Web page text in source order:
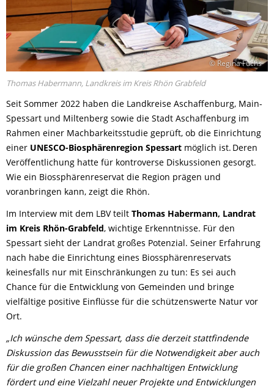
© Regina Fuchs
Thomas Habermann, Landkreis im Kreis Rhön Grabfeld
Seit Sommer 2022 haben die Landkreise Aschaffenburg, Main-
Spessart und Miltenberg sowie die Stadt Aschaffenburg im
Rahmen einer Machbarkeitsstudie geprüft, ob die Einrichtung
einer UNESCO-Biosphärenregion Spessart möglich ist. Deren
Veröffentlichung hatte für kontroverse Diskussionen gesorgt.
Wie ein Biossphärenreservat die Region prägen und
voranbringen kann, zeigt die Rhön.
Im Interview mit dem LBV teilt Thomas Habermann, Landrat
im Kreis Rhön-Grabfeld, wichtige Erkenntnisse. Für den
Spessart sieht der Landrat großes Potenzial. Seiner Erfahrung
nach habe die Einrichtung eines Biossphärenreservats
keinesfalls nur mit Einschränkungen zu tun: Es sei auch
Chance für die Entwicklung von Gemeinden und bringe
vielfältige positive Einflüsse für die schützenswerte Natur vor
Ort.
„Ich wünsche dem Spessart, dass die derzeit stattfindende
Diskussion das Bewusstsein für die Notwendigkeit aber auch
für die großen Chancen einer nachhaltigen Entwicklung
fördert und eine Vielzahl neuer Projekte und Entwicklungen